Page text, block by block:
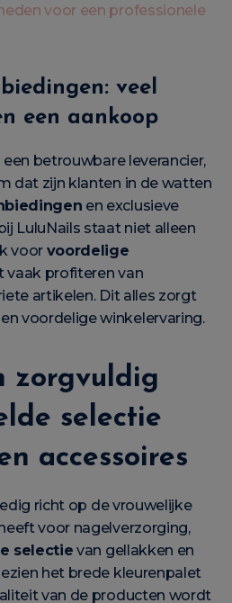
voor een professionele
veel
een aankoop
betrouwbare leverancier,
dat zijn klanten in de watten
en exclusieve
LuluNails staat niet alleen
voor voordelige
vaak profiteren van
artikelen. Dit alles zorgt
voordelige winkelervaring.
zorgvuldig
selectie
accessoires
richt op de vrouwelijke
voor nagelverzorging,
selectie van gellakken en
het brede kleurenpalet
van de producten wordt